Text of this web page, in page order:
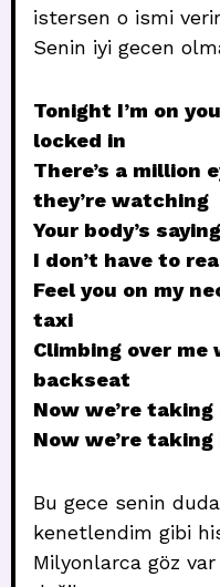
istersen o ismi
Senin iyi gecen
Tonight I’m on
locked in
There’s a million
they’re watching
Your body’s
I don’t have to
Feel you on my
taxi
Climbing over
backseat
Now we’re
Now we’re
Bu gece senin
kenetlendim gibi
Milyonlarca göz